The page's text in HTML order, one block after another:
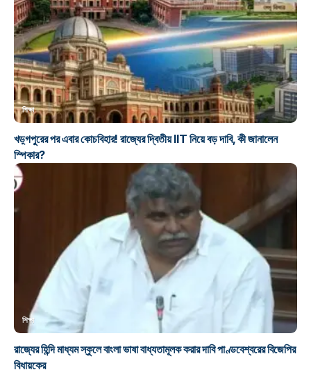
শিক্ষা
খড়্গপুরের পর এবার কোচবিহার! রাজ্যের দ্বিতীয় IIT নিয়ে বড় দাবি, কী জানালেন
স্পিকার?
শিক্ষা
রাজ্যের হিন্দি মাধ্যম স্কুলে বাংলা ভাষা বাধ্যতামূলক করার দাবি পাণ্ডবেশ্বরের বিজেপির
বিধায়কের